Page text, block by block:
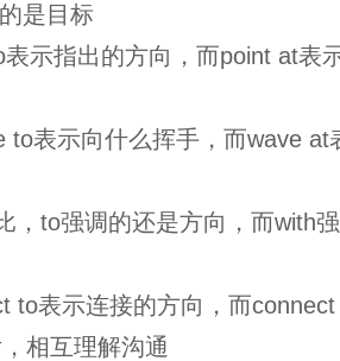
是目标
示指出的方向，而point at表
to表示向什么挥手，而wave at
，to强调的还是方向，而with
to表示连接的方向，而
相互理解沟通